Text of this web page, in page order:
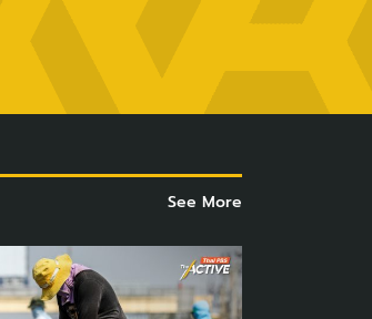
See More